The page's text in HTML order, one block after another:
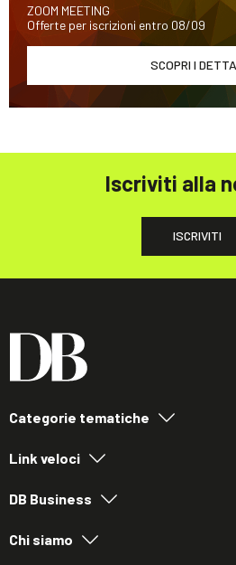
ZOOM MEETING
Offerte per iscrizioni entro 08/09
SCOPRI I
Iscriviti alla
ISCRIVITI
Categorie tematiche
Link veloci
DB Business
Chi siamo